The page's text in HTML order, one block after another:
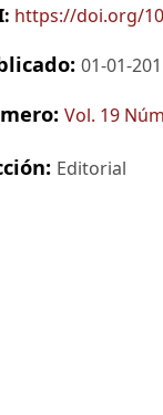
https://doi.org/
01-01-
Vol. 19
Editorial